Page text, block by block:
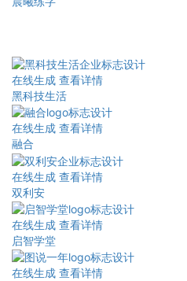
在线生成 查看详情
黑科技生活
在线生成 查看详情
融合
在线生成 查看详情
双利安
在线生成 查看详情
启智学堂
在线生成 查看详情